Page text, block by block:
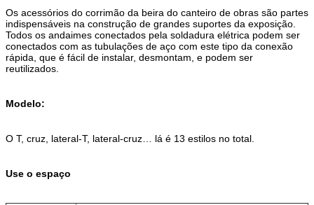
Os acessórios do corrimão da beira do canteiro de obras são partes
indispensáveis na construção de grandes suportes da exposição.
Todos os andaimes conectados pela soldadura elétrica podem ser
conectados com as tubulações de aço com este tipo da conexão
rápida, que é fácil de instalar, desmontam, e podem ser
reutilizados.
Modelo:
O T, cruz, lateral-T, lateral-cruz… lá é 13 estilos no total.
Use o espaço